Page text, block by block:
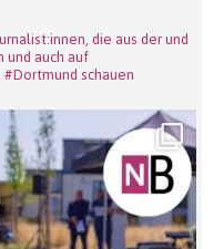
die aus der und
und auch auf
schauen